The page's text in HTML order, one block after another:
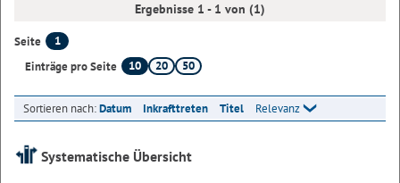
Ergebnisse 1 - 1 von (1)
Seite
1
Einträge pro Seite
10 20 50
Sortieren nach:Datum Inkrafttreten Titel Relevanz
Systematische Übersicht